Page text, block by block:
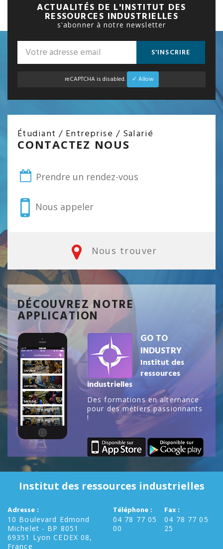
ACTUALITÉS DE L'INSTITUT DES
RESSOURCES INDUSTRIELLES
s'abonner à notre newsletter
S'INSCRIRE
reCAPTCHA is disabled. ✓ Allow
Étudiant / Entreprise / Salarié
CONTACTEZ NOUS
Prendre un rendez-vous
Nous appeler
Nous trouver
DÉCOUVREZ NOTRE
APPLICATION
GO TO
INDUSTRY
Institut des
ressources
industrielles
Des formations en alternance
pour des métiers passionnants
!
Institut des ressources industrielles
Adresse :
10 Boulevard Edmond
Michelet - BP 8051
69351 Lyon CEDEX 08,
France
Téléphone :
04 78 77 05
00
Fax :
04 78 77 05
25